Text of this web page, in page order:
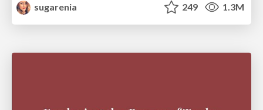
sugarenia
249 1.3M